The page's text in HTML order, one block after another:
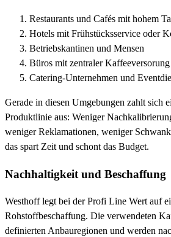
Restaurants und Cafés mit hohem
Hotels mit Frühstücksservice oder
Betriebskantinen und Mensen
Büros mit zentraler Kaffeeversorung
Catering-Unternehmen und
Gerade in diesen Umgebungen zahlt sich
Produktlinie aus: Weniger
weniger Reklamationen, weniger
das spart Zeit und schont das Budget.
Nachhaltigkeit und Beschaffung
Westhoff legt bei der Profi Line Wert auf
Rohstoffbeschaffung. Die verwendeten
definierten Anbauregionen und werden